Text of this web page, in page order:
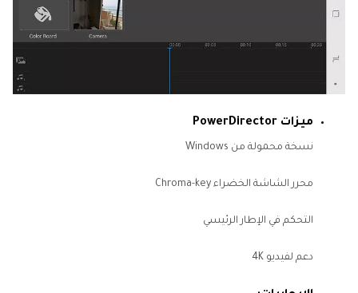
ميزات PowerDirector
نسخة محمولة من Windows
محرر الشاشة الخضراء Chroma-key
التحكم في الإطار الرئيسي
دعم لفيديو 4K